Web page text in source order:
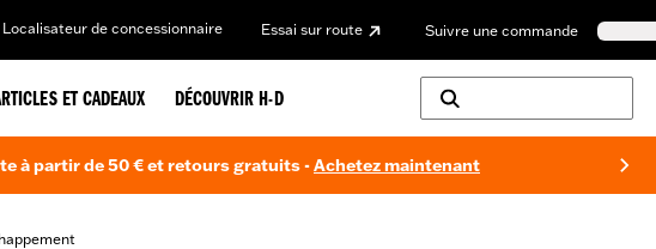
Localisateur de concessionnaire Essai sur route Suivre une commande
ET CADEAUX DÉCOUVRIR H-D
à partir de 50 € et retours gratuits -Achetez maintenant